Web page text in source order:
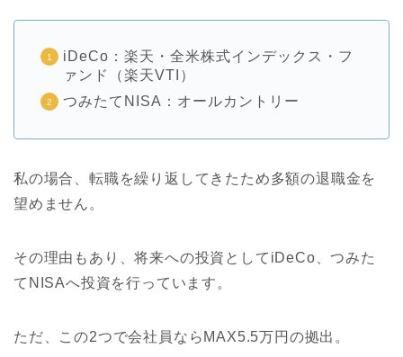
iDeCo：楽天・全米株式インデックス・フ
ァンド（楽天VTI）
つみたてNISA：オールカントリー
私の場合、転職を繰り返してきたため多額の退職金を
望めません。
その理由もあり、将来への投資としてiDeCo、つみた
てNISAへ投資を行っています。
ただ、この2つで会社員ならMAX5.5万円の拠出。